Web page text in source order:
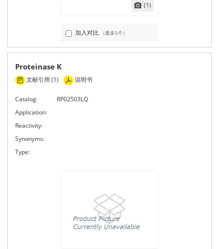
(1)
加入对比 （最多5个）
Proteinase K
文献引用 (1) 说明书
Catalog:
RP02503LQ
Application:
Reactivity:
Synonyms:
Type: